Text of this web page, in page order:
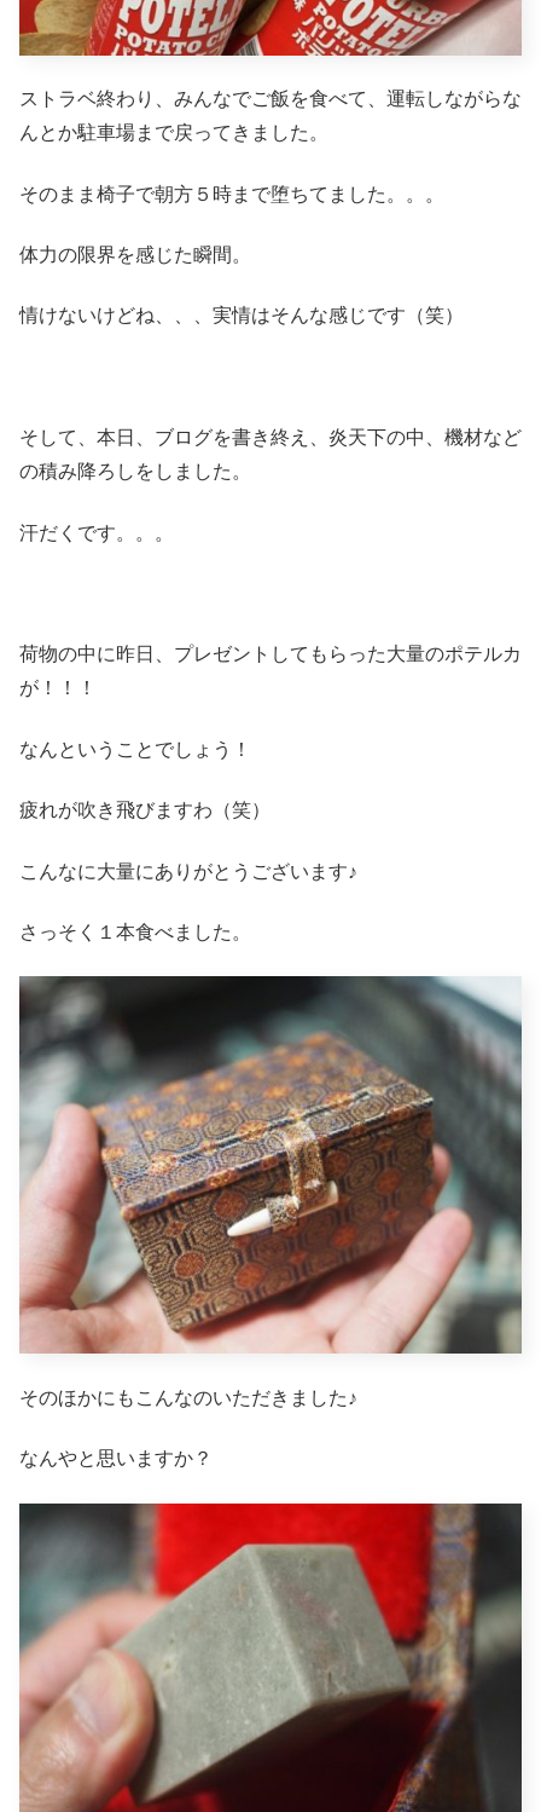
ストラベ終わり、みんなでご飯を食べて、運転しながらな
んとか駐車場まで戻ってきました。
そのまま椅子で朝方５時まで堕ちてました。。。
体力の限界を感じた瞬間。
情けないけどね、、、実情はそんな感じです（笑）
そして、本日、ブログを書き終え、炎天下の中、機材など
の積み降ろしをしました。
汗だくです。。。
荷物の中に昨日、プレゼントしてもらった大量のポテルカ
が！！！
なんということでしょう！
疲れが吹き飛びますわ（笑）
こんなに大量にありがとうございます♪
さっそく１本食べました。
そのほかにもこんなのいただきました♪
なんやと思いますか？